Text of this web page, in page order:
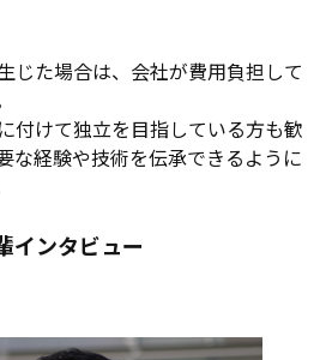
じた場合は、会社が費用負担して
付けて独立を目指している方も歓
な経験や技術を伝承できるように
インタビュー